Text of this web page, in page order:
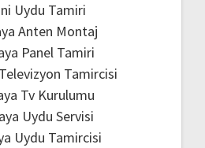
Uydu Tamiri
Anten Montaj
Panel Tamiri
Tamircisi
Tv Kurulumu
Uydu Servisi
Uydu Tamircisi